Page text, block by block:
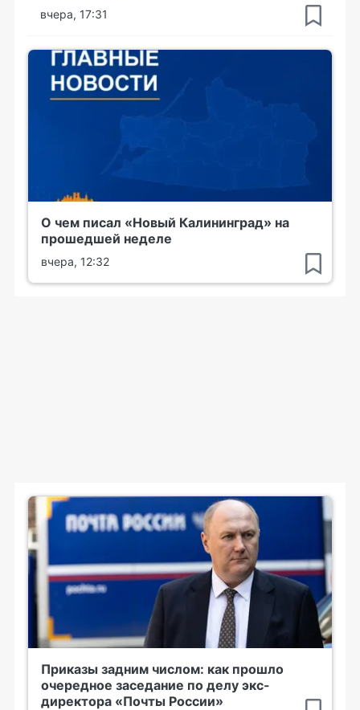
вчера, 17:31
О чем писал «Новый Калининград» на
прошедшей неделе
вчера, 12:32
Приказы задним числом: как прошло
очередное заседание по делу экс-
директора «Почты России»